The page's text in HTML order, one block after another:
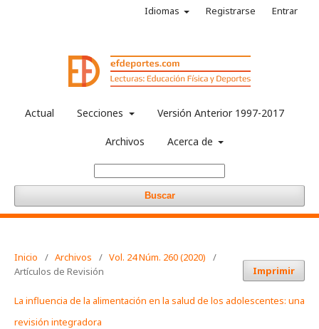
Actual Secciones Versión Anterior 1997-2017
Archivos Acerca de
Buscar
Idiomas Registrarse Entrar
Inicio / Archivos / Vol. 24 Núm. 260 (2020)
/
Artículos de Revisión
Imprimir
La influencia de la alimentación en la salud de los adolescentes: una
revisión integradora